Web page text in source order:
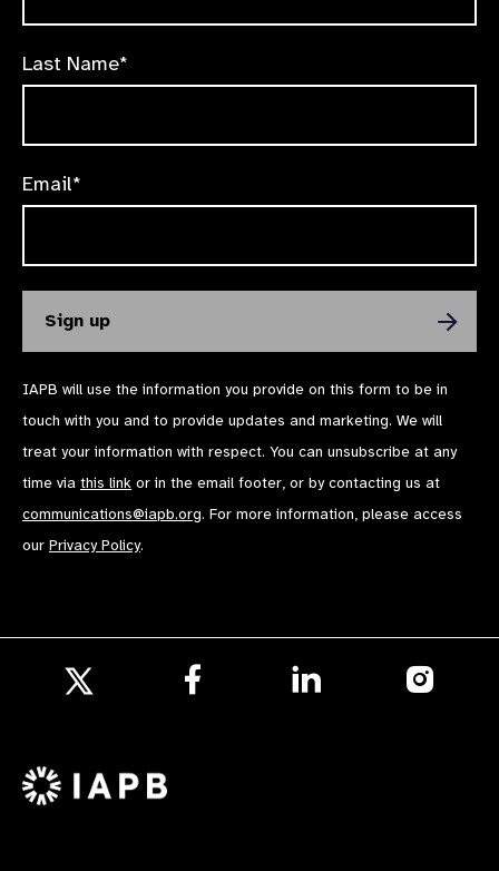
Last Name*
Email*
IAPB will use the information you provide on this form to be in
touch with you and to provide updates and marketing. We will
treat your information with respect. You can unsubscribe at any
time via this link or in the email footer, or by contacting us at
communications@iapb.org. For more information, please access
our Privacy Policy.
X